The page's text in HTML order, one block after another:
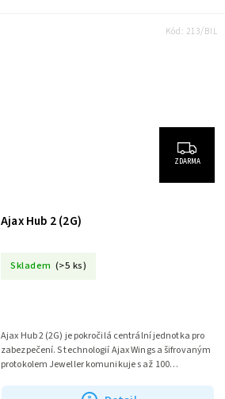
ZDARMA
Ajax Hub 2 (2G)
Skladem (>5 ks)
Ajax Hub 2 (2G) je pokročilá centrální jednotka pro
zabezpečení. S technologií Ajax Wings a šifrovaným
protokolem Jeweller komunikuje s až 100
Kód: 213/BIL